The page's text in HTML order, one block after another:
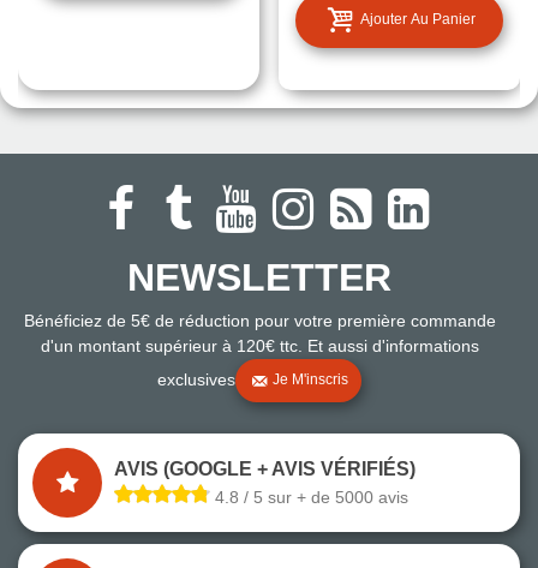
Ajouter Au Panier
NEWSLETTER
Bénéficiez de 5€ de réduction pour votre première commande
d'un montant supérieur à 120€ ttc. Et aussi d'informations
exclusives
Je M'inscris
AVIS (GOOGLE + AVIS VÉRIFIÉS)
4.8 / 5 sur + de 5000 avis